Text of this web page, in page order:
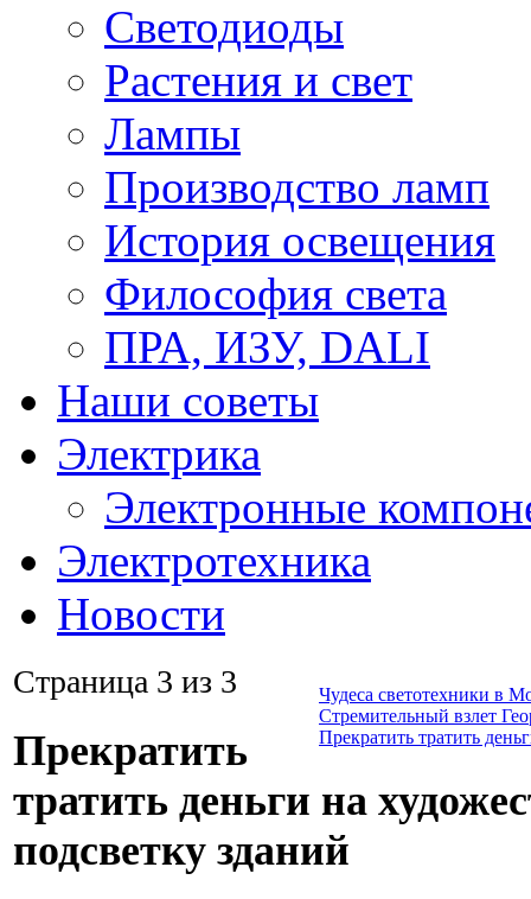
Светодиоды
Растения и свет
Лампы
Производство ламп
История освещения
Философия света
ПРА, ИЗУ, DALI
Наши советы
Электрика
Электронные
Электротехника
Новости
Чудеса светотехники в
Стремительный взлет
Прекратить тратить
Страница 3 из 3
Прекратить
тратить деньги на
подсветку зданий